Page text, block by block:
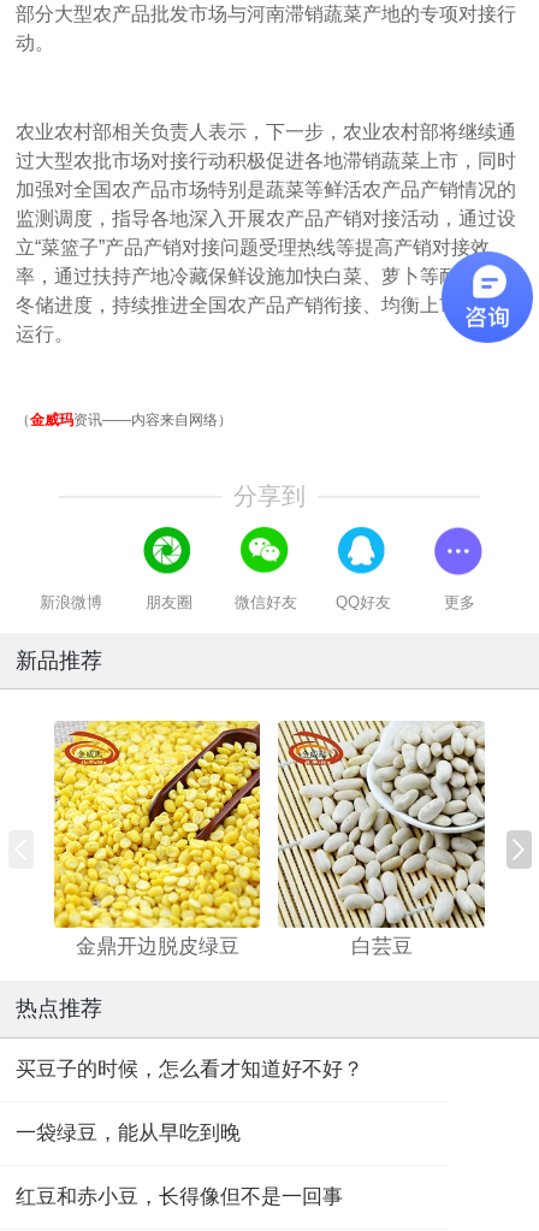
部分大型农产品批发市场与河南滞销蔬菜产地的专项对接行
动。
农业农村部相关负责人表示，下一步，农业农村部将继续通
过大型农批市场对接行动积极促进各地滞销蔬菜上市，同时
加强对全国农产品市场特别是蔬菜等鲜活农产品产销情况的
监测调度，指导各地深入开展农产品产销对接活动，通过设
立“菜篮子”产品产销对接问题受理热线等提高产销对接效
率，通过扶持产地冷藏保鲜设施加快白菜、萝卜等耐储蔬菜
冬储进度，持续推进全国农产品产销衔接、均衡上市、平稳
运行。
（金威玛资讯——内容来自网络）
分享到
新浪微博 朋友圈 微信好友 QQ好友 更多
新品推荐
金鼎开边脱皮绿豆 白芸豆
热点推荐
买豆子的时候，怎么看才知道好不好？
一袋绿豆，能从早吃到晚
红豆和赤小豆，长得像但不是一回事